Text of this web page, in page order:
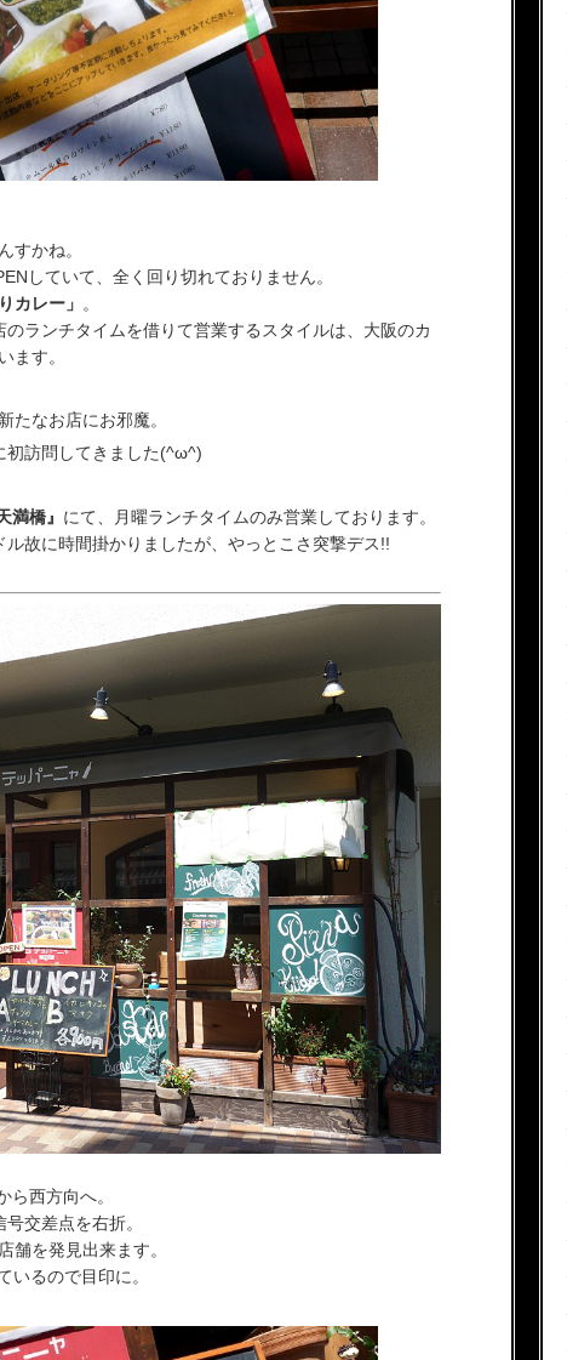
すかね。
していて、全く回り切れておりません。
カレー」 。
ランチタイムを借りて営業するスタイルは、大阪のカ
ます。
たなお店にお邪魔。
初訪問してきました(^ω^)
満橋』 にて、月曜ランチタイムのみ営業しております。
故に時間掛かりましたが、やっとこさ突撃デス!!
西方向へ。
交差点を右折。
舗を発見出来ます。
いるので目印に。